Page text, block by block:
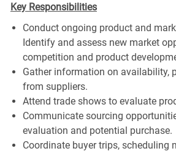
Key Responsibilities
Conduct ongoing product and
Identify and assess new market
competition and product
Gather information on availability,
from suppliers.
Attend trade shows to evaluate
Communicate sourcing
evaluation and potential purchase.
Coordinate buyer trips, scheduling